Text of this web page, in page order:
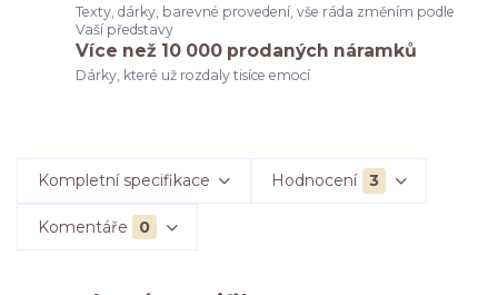
Texty, dárky, barevné provedení, vše ráda změním podle
Vaší představy
Více než 10 000 prodaných náramků
Dárky, které už rozdaly tisíce emocí
Kompletní specifikace Hodnocení 3
Komentáře 0